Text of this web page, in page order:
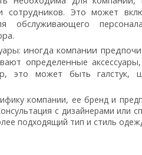
сотрудников. Это может
обслуживающего
иногда компании
определенные
это может быть
компании, ее бренд и
с дизайнерами или
подходящий тип и стиль